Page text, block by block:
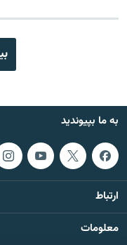
به ما بپیوندید
ارتباط
معلومات